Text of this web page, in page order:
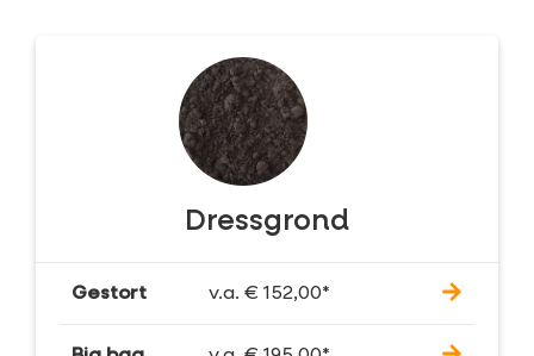
Dressgrond
Gestort v.a. € 152,00*